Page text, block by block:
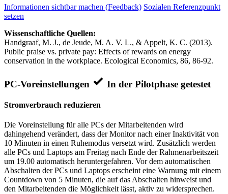
Informationen sichtbar machen (Feedback) Sozialen Referenzpunkt
setzen
Wissenschaftliche Quellen:
Handgraaf, M. J., de Jeude, M. A. V. L., & Appelt, K. C. (2013).
Public praise vs. private pay: Effects of rewards on energy
conservation in the workplace. Ecological Economics, 86, 86-92.
PC-Voreinstellungen In der Pilotphase getestet
Stromverbrauch reduzieren
Die Voreinstellung für alle PCs der Mitarbeitenden wird
dahingehend verändert, dass der Monitor nach einer Inaktivität von
10 Minuten in einen Ruhemodus versetzt wird. Zusätzlich werden
alle PCs und Laptops am Freitag nach Ende der Rahmenarbeitszeit
um 19.00 automatisch heruntergefahren. Vor dem automatischen
Abschalten der PCs und Laptops erscheint eine Warnung mit einem
Countdown von 5 Minuten, die auf das Abschalten hinweist und
den Mitarbeitenden die Möglichkeit lässt, aktiv zu widersprechen.